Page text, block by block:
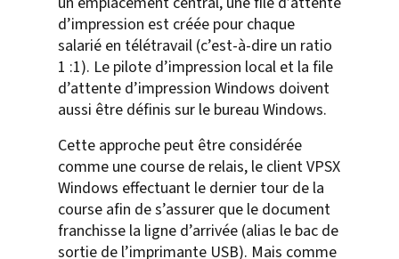
d’impression est créée pour chaque
salarié en télétravail (c’est-à-dire un ratio
1 :1). Le pilote d’impression local et la file
d’attente d’impression Windows doivent
aussi être définis sur le bureau Windows.
Cette approche peut être considérée
comme une course de relais, le client VPSX
Windows effectuant le dernier tour de la
course afin de s’assurer que le document
franchisse la ligne d’arrivée (alias le bac de
sortie de l’imprimante USB). Mais comme